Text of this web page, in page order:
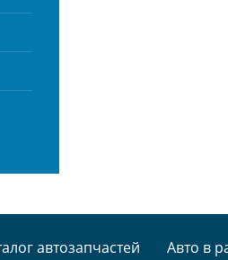
автозапчастей
Авто в